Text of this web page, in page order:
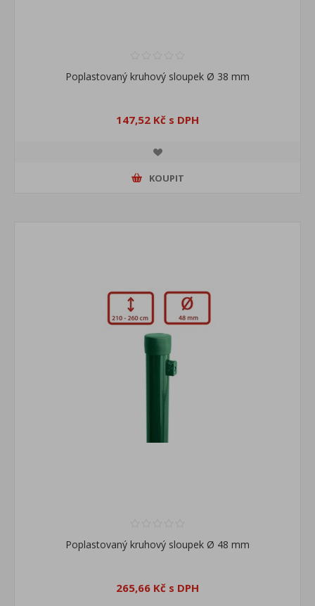
Poplastovaný kruhový sloupek Ø 38 mm
147,52 Kč s DPH
KOUPIT
Poplastovaný kruhový sloupek Ø 48 mm
265,66 Kč s DPH